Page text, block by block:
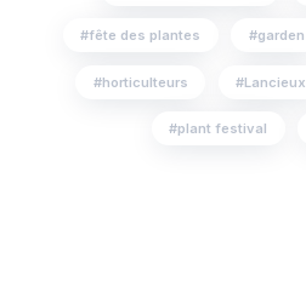
fête des plantes garden
horticulteurs Lancieux
plant festival